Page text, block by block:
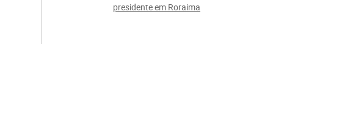
presidente em Roraima